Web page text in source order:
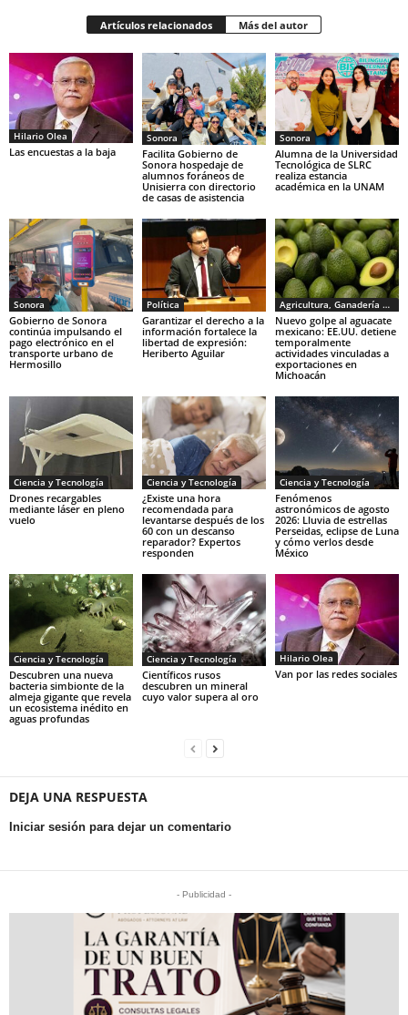
Artículos relacionados Más del autor
Hilario Olea
Las encuestas a la baja
Sonora
Facilita Gobierno de
Sonora hospedaje de
alumnos foráneos de
Unisierra con directorio
de casas de asistencia
Sonora
Alumna de la Universidad
Tecnológica de SLRC
realiza estancia
académica en la UNAM
Sonora
Gobierno de Sonora
continúa impulsando el
pago electrónico en el
transporte urbano de
Hermosillo
Política
Garantizar el derecho a la
información fortalece la
libertad de expresión:
Heriberto Aguilar
Agricultura, Ganadería y Pesca
Nuevo golpe al aguacate
mexicano: EE.UU. detiene
temporalmente
actividades vinculadas a
exportaciones en
Michoacán
Ciencia y Tecnología
Drones recargables
mediante láser en pleno
vuelo
Ciencia y Tecnología
¿Existe una hora
recomendada para
levantarse después de los
60 con un descanso
reparador? Expertos
responden
Ciencia y Tecnología
Fenómenos
astronómicos de agosto
2026: Lluvia de estrellas
Perseidas, eclipse de Luna
y cómo verlos desde
México
Ciencia y Tecnología
Descubren una nueva
bacteria simbionte de la
almeja gigante que revela
un ecosistema inédito en
aguas profundas
Ciencia y Tecnología
Científicos rusos
descubren un mineral
cuyo valor supera al oro
Hilario Olea
Van por las redes sociales
DEJA UNA RESPUESTA
Iniciar sesión para dejar un comentario
- Publicidad -